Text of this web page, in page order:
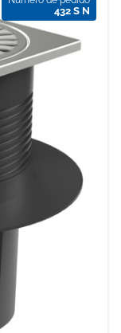
432 S N